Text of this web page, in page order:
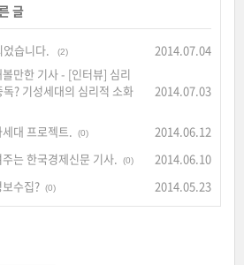
글
었습니다. (2)
2014.07.04
만한 기사 - [인터뷰] 심리
? 기성세대의 심리적 소화
2014.07.03
대 프로젝트. (0)
2014.06.12
는 한국경제신문 기사.
(0)
2014.06.10
수집? (0) 2014.05.23